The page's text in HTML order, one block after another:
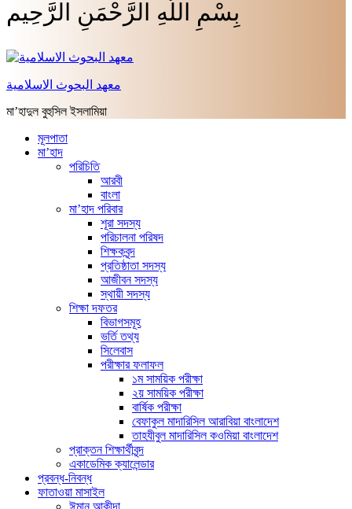
بِسْمِ اللَّهِ الرَّحْمَنِ الرَّحِيم
معهد البحوث الاسلامية
মা’হাদুল বুহুসিল ইসলামিয়া
মূলপাতা
মা’হাদ
পরিচিতি
আরবী
বাংলা
মা’হাদ পরিবার
শূরা সদস্য
পরিচালনা পরিষদ
শিক্ষকবৃন্দ
প্রতিষ্ঠাতা সদস্য
আজীবন সদস্য
স্থায়ী সদস্য
শিক্ষা দফতর
বিভাগসমূহ
ভর্তি তথ্য
সিলেবাস
পরীক্ষার ফলাফল
১ম সাময়িক পরীক্ষা
২য় সাময়িক পরীক্ষা
বার্ষিক পরীক্ষা
বেফাকুল মাদারিসিল আরাবিয়া বাংলাদেশ
তাহযীবুল মাদারিসিল কওমিয়া বাংলাদেশ
প্রাক্তন শিক্ষার্থীবৃন্দ
একাডেমিক ক্যালেন্ডার
প্রবন্ধ-নিবন্ধ
ফাতাওয়া মাসাইল
ঈমান আকীদা